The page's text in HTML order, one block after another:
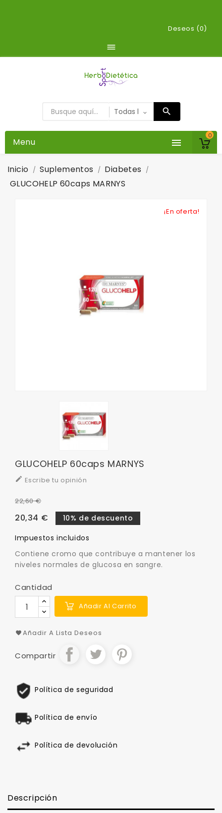
Deseos (0)

0

Menu
Inicio Suplementos
Diabetes
GLUCOHELP 60caps MARNYS
¡En oferta!
GLUCOHELP 60caps MARNYS
 Escribe tu opinión
22,60 €
20,34 €
10% de descuento
Impuestos incluidos
Contiene cromo que contribuye a mantener los
niveles normales de glucosa en sangre.
Cantidad
Añadir Al Carrito
Añadir A Lista Deseos
Compartir
Política de seguridad
Política de envío
Política de devolución
Descripción